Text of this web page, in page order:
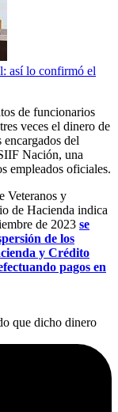
así lo confirmó el
de funcionarios
veces el dinero de
del
Nación, una
empleados oficiales.
Veteranos y
de Hacienda indica
de 2023 se
de los
y Crédito
pagos en
que dicho dinero